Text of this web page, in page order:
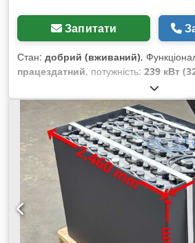
Запитати
Стан: добрий (вживаний),
працездатний, потужність: 239 кВт
, Рік виготовлення:
h, номер машини/транспортного
Вага: 50,5 т Двигун повністю
40 000 євро Підвіска у стані нової на
євро Dedpfx Ajlhqhmocqock Ширина
ущільнення циліндра